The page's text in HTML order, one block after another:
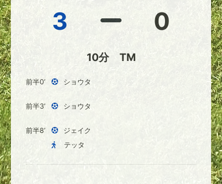
3 0
10分 TM
前半0’ ショウタ
前半3’ ショウタ
前半8’
ジェイク
テッタ